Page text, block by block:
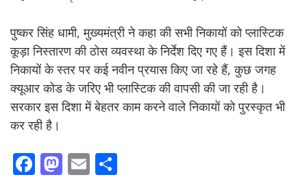
पुष्कर सिंह धामी, मुख्यमंत्री ने कहा की सभी निकायों को प्लास्टिक
कूड़ा निस्तारण की ठोस व्यवस्था के निर्देश दिए गए हैं। इस दिशा में
निकायों के स्तर पर कई नवीन प्रयास किए जा रहे हैं, कुछ जगह
क्यूआर कोड के जरिए भी प्लास्टिक की वापसी की जा रही है।
सरकार इस दिशा में बेहतर काम करने वाले निकायों को पुरस्कृत भी
कर रही है।
F M E